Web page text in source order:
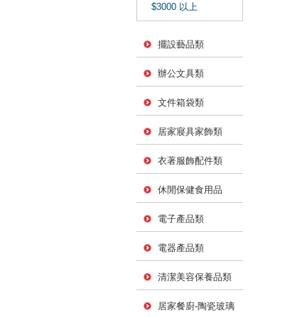
$3000 以上
擺設藝品類
辦公文具類
文件箱袋類
居家寢具家飾類
衣著服飾配件類
休閒保健食用品
電子產品類
電器產品類
清潔美容保養品類
居家餐廚-陶瓷玻璃